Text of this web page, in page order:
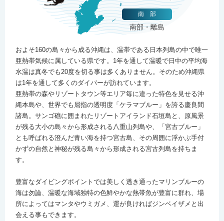
南 部
南部・離島
およそ160の島々から成る沖縄は、温帯である日本列島の中で唯一
亜熱帯気候に属している県です。1年を通して温暖で日中の平均海
水温は真冬でも20度を切る事は多くありません。そのため沖縄県
は1年を通して多くのダイバーが訪れています。
亜熱帯の森やリゾートタウン等エリア毎に違った特色を見せる沖
縄本島や、世界でも屈指の透明度「ケラマブルー」を誇る慶良間
諸島。サンゴ礁に囲まれたリゾートアイランド石垣島と、原風景
が残る大小の島々から形成される八重山列島や、「宮古ブルー」
とも呼ばれる澄んだ青い海を持つ宮古島、その周囲に浮かぶ手付
かずの自然と神秘が残る島々から形成される宮古列島を持ちま
す。
豊富なダイビングポイントでは美しく透き通ったマリンブルーの
海は勿論、温暖な海域独特の色鮮やかな熱帯魚が豊富に群れ、場
所によってはマンタやウミガメ、運が良ければジンベイザメと出
会える事もできます。